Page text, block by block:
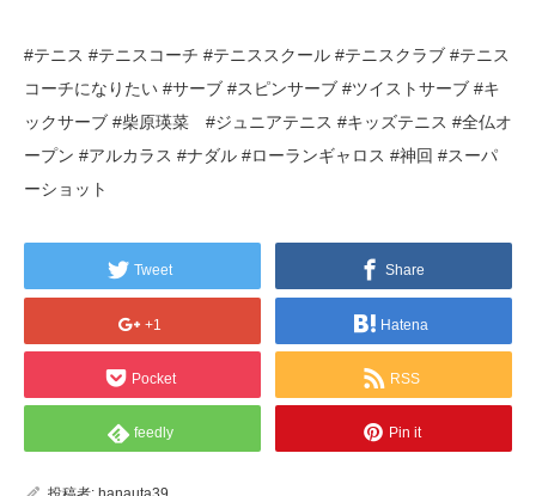
#テニス #テニスコーチ #テニススクール #テニスクラブ #テニス
コーチになりたい #サーブ #スピンサーブ #ツイストサーブ #キ
ックサーブ #柴原瑛菜 #ジュニアテニス #キッズテニス #全仏オ
ープン #アルカラス #ナダル #ローランギャロス #神回 #スーパ
ーショット
Tweet Share
+1 Hatena
Pocket RSS
feedly Pin it